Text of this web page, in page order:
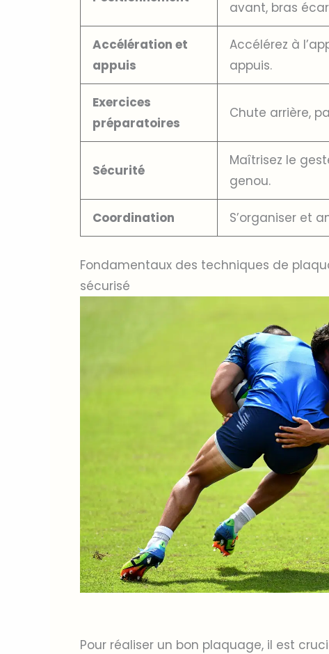
avant, bras
Accélération et
appuis
Accélérez à
appuis.
Exercices
préparatoires
Chute arrière,
Sécurité
Maîtrisez le
genou.
Coordination S’organiser et
Fondamentaux des techniques de
sécurisé
Pour réaliser un bon plaquage, il est